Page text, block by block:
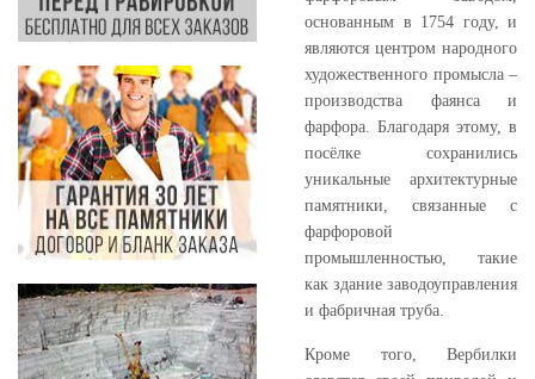
основанным в 1754 году, и
являются центром народного
художественного промысла –
производства фаянса и
фарфора. Благодаря этому, в
посёлке сохранились
уникальные архитектурные
памятники, связанные с
фарфоровой
промышленностью, такие
как здание заводоуправления
и фабричная труба.
Кроме того, Вербилки